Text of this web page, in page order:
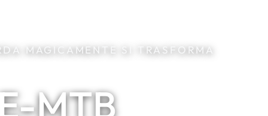
MAGICAMENTE SI TRASFORMA
MTB